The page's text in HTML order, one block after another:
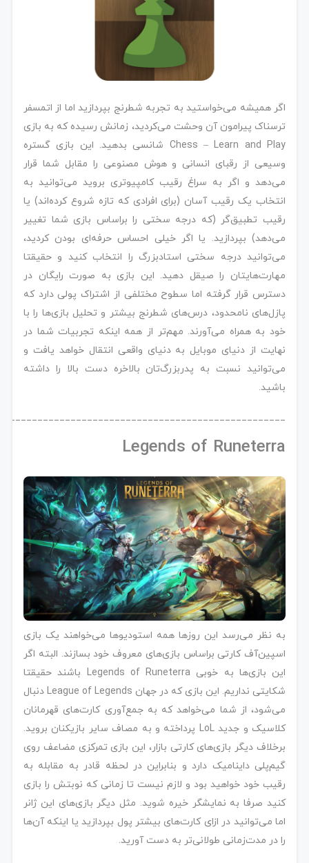
اگر همیشه می‌خواستید به تجربه شطرنج بپردازید اما از اتمسفر
ترسناک پیرامون آن وحشت می‌کردید، زمانش رسیده که به بازی
Chess – Learn and Play شانسی بدهید. این بازی گستره
وسیعی از رقبای انسانی و هوش مصنوعی را مقابل شما قرار
می‌دهد و اگر به سراغ رقیب کامپیوتری بروید می‌توانید به
انتخاب یک رقیب آسان (برای افرادی که تازه شروع کرده‌اند) یا
رقیب تطبیق‌گر (که درجه سختی را براساس بازی شما تغییر
می‌دهد) بپردازید. یا اگر خیلی احساس حرفه‌ای بودن کردید،
می‌توانید درجه سختی استادبزرگ را انتخاب کنید و حقیقتا
مهارت‌هایتان را صیقل دهید. این بازی به صورت رایگان در
دسترس قرار گرفته اما سطوح مختلفی از اشتراک پولی دارد که
پازل‌های نامحدود، درس‌های شطرنج بیشتر و تحلیل بازی‌ها را با
خود به همراه می‌آورند. مهم‌تر از همه اینکه تجربیات شما در
نهایت از دنیای موبایل به دنیای واقعی انتقال خواهد یافت و
می‌توانید نسبت به پدربزرگ‌تان بالاخره دست بالا را داشته
باشید.
Legends of Runeterra
به نظر می‌رسد این روزها همه استودیوها می‌خواهند یک بازی
اسپین‌آف کارتی براساس بازی‌های معروف خود بسازند. البته اگر
این بازی‌ها به خوبی Legends of Runeterra باشند حقیقتا
شکایتی نداریم. این بازی که در جهان League of Legends دنبال
می‌شود، از شما می‌خواهد که به جمع‌آوری کارت‌های قهرمانان
کلاسیک و جدید LoL پرداخته و به مصاف سایر بازیکنان بروید.
برخلاف دیگر بازی‌های کارتی بازار، این بازی تمرکزی مضاعف روی
گیم‌پلی داینامیک دارد و بنابراین در لحظه قادر به مقابله به
رقیب خود خواهید بود و لازم نیست تا زمانی که نوبتش را بازی
کنید صرفا به نمایشگر خیره شوید. مثل دیگر بازی‌های این ژانر
اما می‌توانید در ازای کارت‌های بیشتر پول بپردازید یا اینکه آن‌ها
را در مدت‌زمانی طولانی‌تر به دست آورید.